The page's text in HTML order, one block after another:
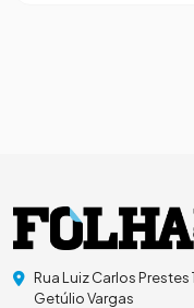
Rua Luiz Carlos Prestes
Getúlio Vargas